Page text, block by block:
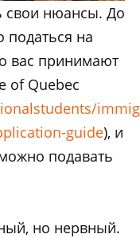
свои нюансы. До
податься на
вас принимают
of Quebec
guide), и
подавать
но нервный.